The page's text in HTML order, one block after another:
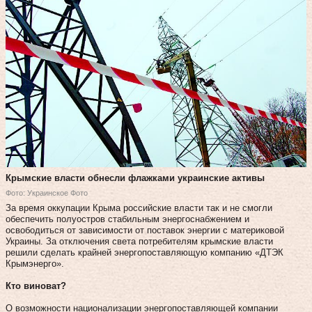
Крымские власти обнесли флажками украинские активы
Фото: Украинское Фото
За время оккупации Крыма российские власти так и не смогли
обеспечить полуостров стабильным энергоснабжением и
освободиться от зависимости от поставок энергии с материковой
Украины. За отключения света потребителям крымские власти
решили сделать крайней энергопоставляющую компанию «ДТЭК
Крымэнерго».
Кто виноват?
О возможности национализации энергопоставляющей компании